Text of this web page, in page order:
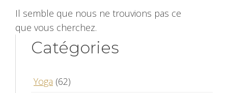
Il semble que nous ne trouvions pas ce
que vous cherchez.
Catégories
Yoga (62)